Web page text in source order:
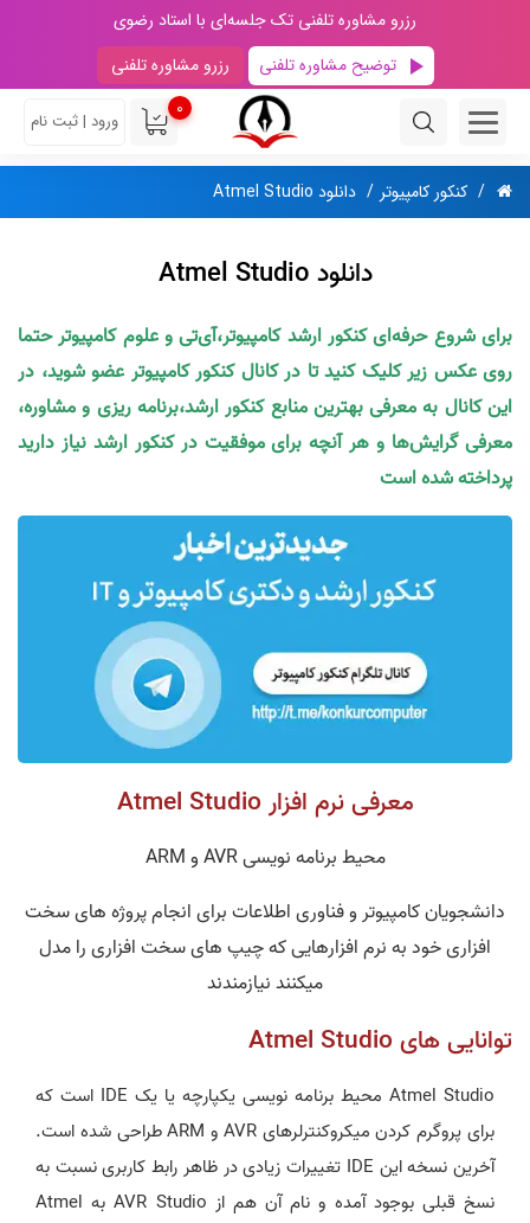
رزرو مشاوره تلفنی تک جلسه‌ای با استاد رضوی
توضیح مشاوره تلفنی
رزرو مشاوره تلفنی
0
ورود | ثبت نام
کنکور کامپیوتر دانلود Atmel Studio
دانلود Atmel Studio
برای شروع حرفه‌ای کنکور ارشد کامپیوتر،آی‌تی و علوم کامپیوتر حتما
روی عکس زیر کلیک کنید تا در کانال کنکور کامپیوتر عضو شوید، در
این کانال به معرفی بهترین منابع کنکور ارشد،برنامه ریزی و مشاوره،
معرفی گرایش‌ها و هر آنچه برای موفقیت در کنکور ارشد نیاز دارید
پرداخته شده است
معرفی نرم افزار Atmel Studio
محیط برنامه نویسی AVR و ARM
دانشجویان کامپیوتر و فناوری اطلاعات برای انجام پروژه های سخت
افزاری خود به نرم افزارهایی که چیپ های سخت افزاری را مدل
میکنند نیازمندند
توانایی های Atmel Studio
Atmel Studio محیط برنامه نویسی یکپارچه یا یک IDE است که
برای پروگرم کردن میکروکنترلرهای AVR و ARM طراحی شده است.
آخرین نسخه این IDE تغییرات زیادی در ظاهر رابط کاربری نسبت به
نسخ قبلی بوجود آمده و نام آن هم از AVR Studio به Atmel